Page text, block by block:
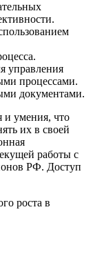
управления
процессами.
документами.
и умения, что
их в своей
работы с
РФ. Доступ
роста в